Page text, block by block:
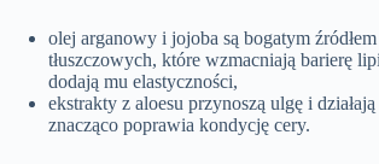
olej arganowy i jojoba są bogatym
tłuszczowych, które wzmacniają barierę
dodają mu elastyczności,
ekstrakty z aloesu przynoszą ulgę i
znacząco poprawia kondycję cery.